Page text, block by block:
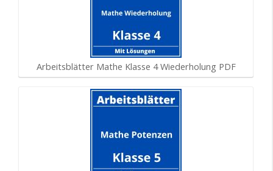
Arbeitsblätter Mathe Klasse 4 Wiederholung PDF